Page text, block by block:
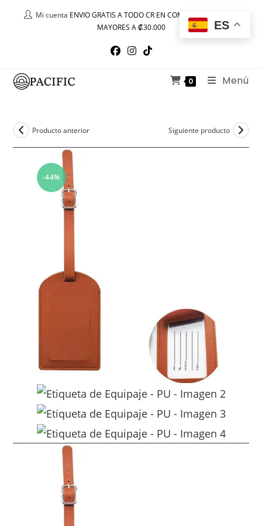
Mi cuenta ENVIO GRATIS A TODO CR EN COMPRAS IGUALES O
MAYORES A ₡30.000
0 Menú
-44%
Producto anterior Siguiente producto
ES